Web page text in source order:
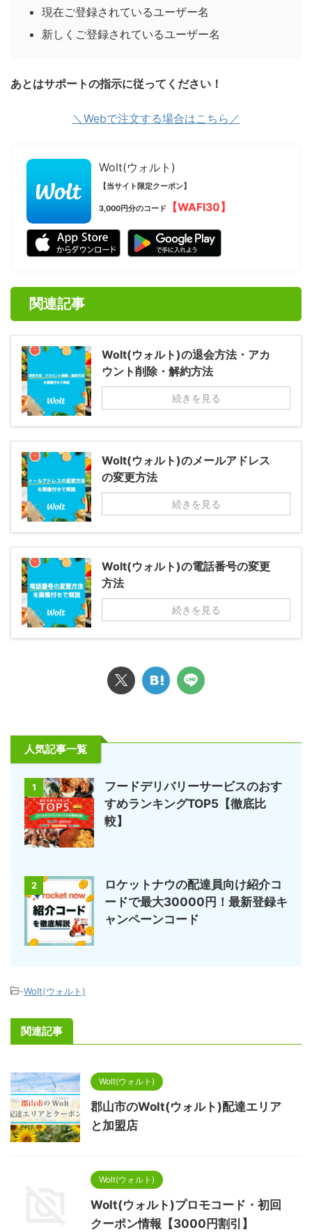
現在ご登録されているユーザー名
新しくご登録されているユーザー名
あとはサポートの指示に従ってください！
＼Webで注文する場合はこちら／
Wolt(ウォルト)
【当サイト限定クーポン】
3,000円分のコード 【WAFI30】
関連記事
Wolt(ウォルト)の退会方法・アカ
ウント削除・解約方法
続きを見る
Wolt(ウォルト)のメールアドレス
の変更方法
続きを見る
Wolt(ウォルト)の電話番号の変更
方法
続きを見る
人気記事一覧
1
フードデリバリーサービスのおす
すめランキングTOP5【徹底比
較】
2
ロケットナウの配達員向け紹介コ
ードで最大30000円！最新登録キ
ャンペーンコード
-Wolt(ウォルト)
関連記事
Wolt(ウォルト)
郡山市のWolt(ウォルト)配達エリア
と加盟店
Wolt(ウォルト)
Wolt(ウォルト)プロモコード・初回
クーポン情報【3000円割引】